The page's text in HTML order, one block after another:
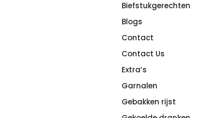
Biefstukgerechten
Blogs
Contact
Contact Us
Extra’s
Garnalen
Gebakken rijst